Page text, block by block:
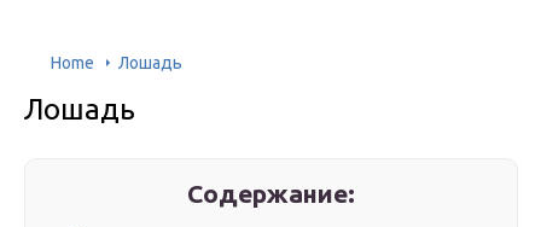
Home Лошадь
Лошадь
Содержание: